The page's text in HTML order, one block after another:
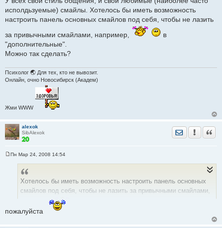
е
н
е
исполдьзуемые) смайлы. Хотелось бы иметь возможность
настроить панель основных смайлов под себя, чтобы не лазить
за привычными смайлами, например,
в
"дополнительные".
Можно так сделать?
Психолог 🌏 Для тех, кто не вывозит.
Онлайн, очно Новосибирск (Академ)
Жми WWW
alexok
SibAlexok
Отправить
Пн Мар 24, 2008 14:54
Хотелось бы иметь возможность настроить панель основных
смайлов под себя, чтобы не лазить за привычными смайлами,
например,
пожалуйста